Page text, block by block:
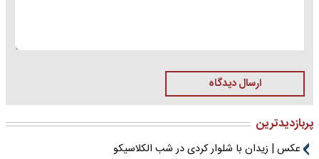
ارسال دیدگاه
پربازدیدترین
عکس | زیدان با شلوار کردی در شب الکلاسیکو